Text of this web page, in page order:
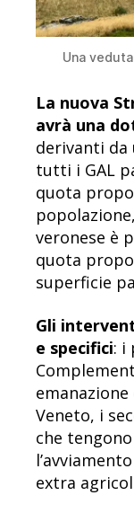
Una
La nuova
avrà una
derivanti da
tutti i GAL
quota
veronese è
quota
superficie
Gli
e specifici: i
Veneto, i
che
extra